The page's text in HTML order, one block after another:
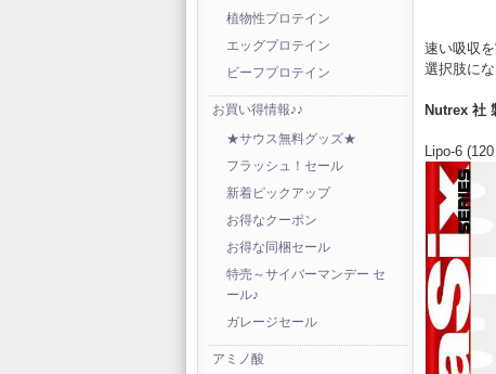
植物性プロテイン
エッグプロテイン
ビーフプロテイン
お買い得情報♪♪
★サウス無料グッズ★
フラッシュ！セール
新着ピックアップ
お得なクーポン
お得な同梱セール
特売～サイバーマンデー セ
ール♪
ガレージセール
アミノ酸
速い吸収
選択肢にな
Nutrex 社
Lipo-6